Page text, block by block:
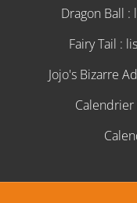
Dragon Ball
Fairy Tail :
Jojo's Bizarre
Calendrier